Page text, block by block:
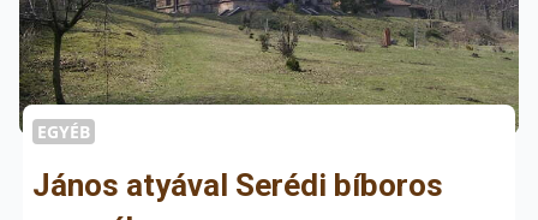
EGYÉB
János atyával Serédi bíboros